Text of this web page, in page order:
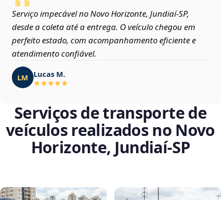
Serviço impecável no Novo Horizonte, Jundiaí‑SP,
desde a coleta até a entrega. O veículo chegou em
perfeito estado, com acompanhamento eficiente e
atendimento confiável.
LM Lucas M.
Serviços de transporte de
veículos realizados no Novo
Horizonte, Jundiaí‑SP